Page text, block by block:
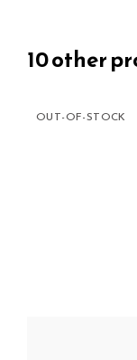
10 other
OUT-OF-STOCK